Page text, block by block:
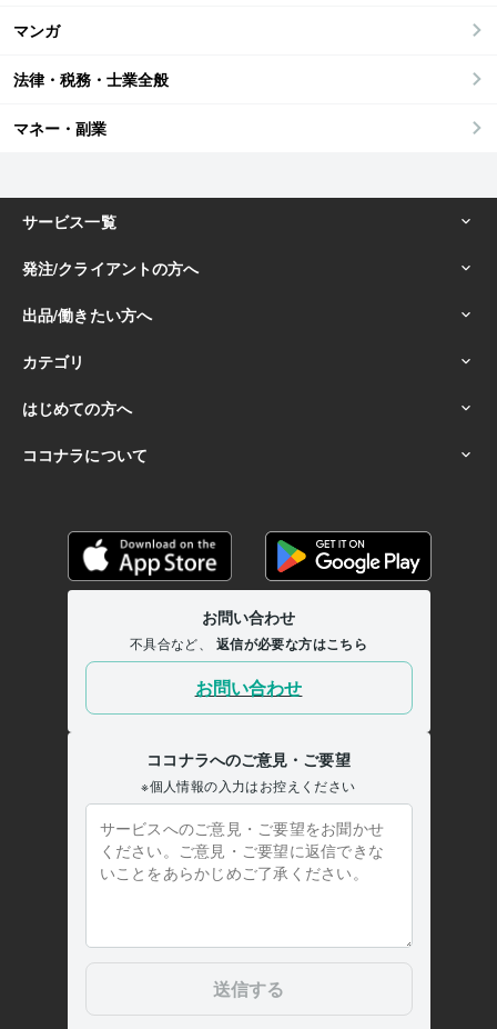
マンガ
法律・税務・士業全般
マネー・副業